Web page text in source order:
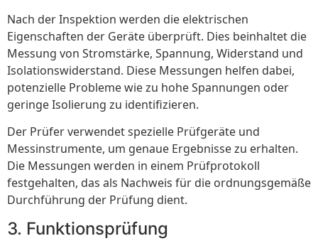
Nach der Inspektion werden die elektrischen
Eigenschaften der Geräte überprüft. Dies beinhaltet die
Messung von Stromstärke, Spannung, Widerstand und
Isolationswiderstand. Diese Messungen helfen dabei,
potenzielle Probleme wie zu hohe Spannungen oder
geringe Isolierung zu identifizieren.
Der Prüfer verwendet spezielle Prüfgeräte und
Messinstrumente, um genaue Ergebnisse zu erhalten.
Die Messungen werden in einem Prüfprotokoll
festgehalten, das als Nachweis für die ordnungsgemäße
Durchführung der Prüfung dient.
3. Funktionsprüfung